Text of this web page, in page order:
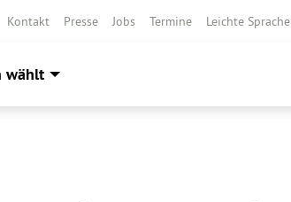
Kontakt Presse Jobs Termine Leichte Sprache
wählt